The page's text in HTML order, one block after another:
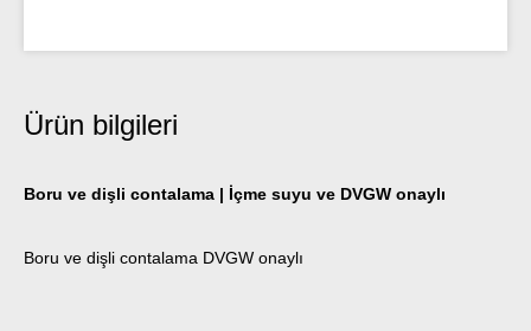
Ürün bilgileri
Boru ve dişli contalama | İçme suyu ve DVGW onaylı
Boru ve dişli contalama DVGW onaylı